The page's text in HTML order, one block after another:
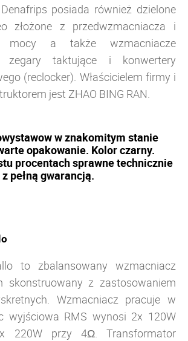
posiada również dzielone
złożone z przedwzmacniacza i
mocy a także wzmacniacze
zegary taktujące i konwertery
(reclocker). Właścicielem firmy i
jest ZHAO BING RAN.
w znakomitym stanie
opakowanie. Kolor czarny.
procentach sprawne technicznie
pełną gwarancją.
to zbalansowany wzmacniacz
skonstruowany z zastosowaniem
Wzmacniacz pracuje w
wyjściowa RMS wynosi 2x 120W
przy 4Ω. Transformator